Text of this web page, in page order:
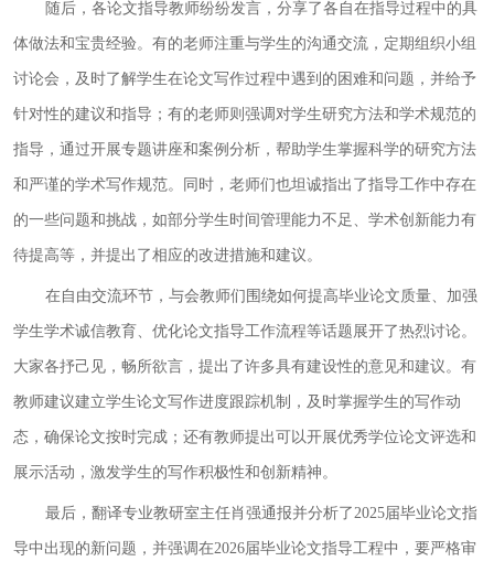
随后，各论文指导教师纷纷发言，分享了各自在指导过程中的具
体做法和宝贵经验。有的老师注重与学生的沟通交流，定期组织小组
讨论会，及时了解学生在论文写作过程中遇到的困难和问题，并给予
针对性的建议和指导；有的老师则强调对学生研究方法和学术规范的
指导 ，通过开展专题讲座和案例分析，帮助学生掌握科学的研究方法
和严谨的学术写作规范。同时， 老师们也坦诚指出了指导工作中存在
的一些问题和挑战，如部分学生时间管理能力不足、学术创新能力有
待提高等，并提出了相应的改进措施和建议。
在自由交流环节，与会教师们围绕如何提高毕业论文质量、加强
学生学术诚信教育、优化论文指导工作流程等话题展开了热烈讨论。
大家各抒己见，畅所欲言，提出了许多具有建设性的意见和建议。有
教师建议建立学生论文写作进度跟踪机制，及时掌握学生的写作动
态，确保论文按时完成；还有教师提出可以开展优秀学位论文评选和
展示活动，激发学生的写作积极性和创新精神。
最后，翻译专业教研室主任肖强通报并分析了2025届毕业论文指
导中出现的新问题 ， 并强调在2026届毕业论文指导工程中， 要严格审